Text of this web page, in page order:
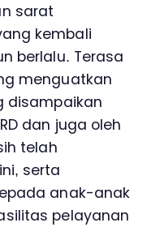
sarat
kembali
berlalu. Terasa
menguatkan
disampaikan
dan juga oleh
telah
serta
anak-anak
pelayanan